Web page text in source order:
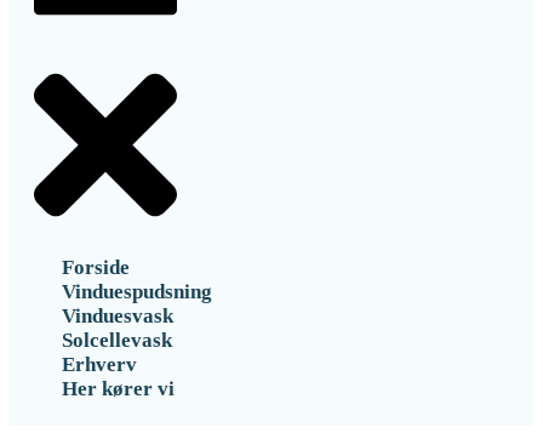
Forside
Vinduespudsning
Vinduesvask
Solcellevask
Erhverv
Her kører vi